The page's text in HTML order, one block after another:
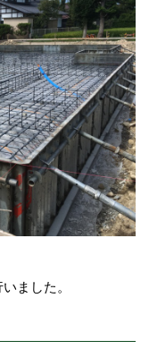
ました。